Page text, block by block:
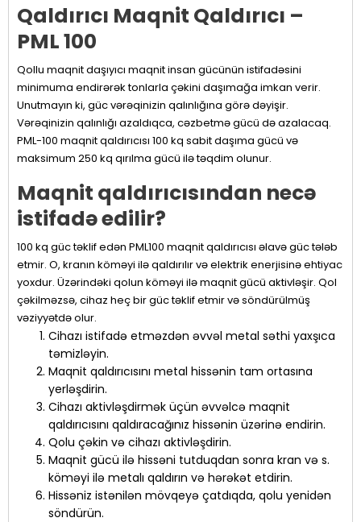
Qaldırıcı Maqnit Qaldırıcı –
PML 100
Qollu maqnit daşıyıcı maqnit insan gücünün istifadəsini
minimuma endirərək tonlarla çəkini daşımağa imkan verir.
Unutmayın ki, güc vərəqinizin qalınlığına görə dəyişir.
Vərəqinizin qalınlığı azaldıqca, cəzbetmə gücü də azalacaq.
PML-100 maqnit qaldırıcısı 100 kq sabit daşıma gücü və
maksimum 250 kq qırılma gücü ilə təqdim olunur.
Maqnit qaldırıcısından necə
istifadə edilir?
100 kq güc təklif edən PML100 maqnit qaldırıcısı əlavə güc tələb
etmir. O, kranın köməyi ilə qaldırılır və elektrik enerjisinə ehtiyac
yoxdur. Üzərindəki qolun köməyi ilə maqnit gücü aktivləşir. Qol
çəkilməzsə, cihaz heç bir güc təklif etmir və söndürülmüş
vəziyyətdə olur.
Cihazı istifadə etməzdən əvvəl metal səthi yaxşıca
təmizləyin.
Maqnit qaldırıcısını metal hissənin tam ortasına
yerləşdirin.
Cihazı aktivləşdirmək üçün əvvəlcə maqnit
qaldırıcısını qaldıracağınız hissənin üzərinə endirin.
Qolu çəkin və cihazı aktivləşdirin.
Maqnit gücü ilə hissəni tutduqdan sonra kran və s.
köməyi ilə metalı qaldırın və hərəkət etdirin.
Hissəniz istənilən mövqeyə çatdıqda, qolu yenidən
söndürün.